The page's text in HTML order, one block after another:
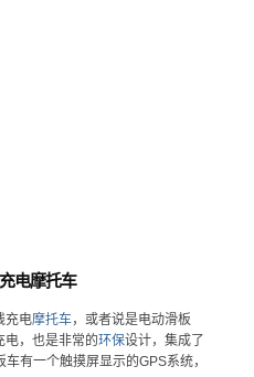
电摩托车
充电摩托车，或者说是电动滑板
电，也是非常的环保设计，集成了
有一个触摸屏显示的GPS系统，